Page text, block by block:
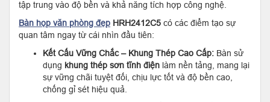
tập trung vào độ bền và khả năng tích hợp công nghệ.
Bàn họp văn phòng đẹp HRH2412C5 có các điểm tạo sự
quan tâm ngay từ cái nhìn đầu tiên:
Kết Cấu Vững Chắc – Khung Thép Cao Cấp: Bàn sử
dụng khung thép sơn tĩnh điện làm nền tảng, mang lại
sự vững chãi tuyệt đối, chịu lực tốt và độ bền cao,
chống gỉ sét hiệu quả.